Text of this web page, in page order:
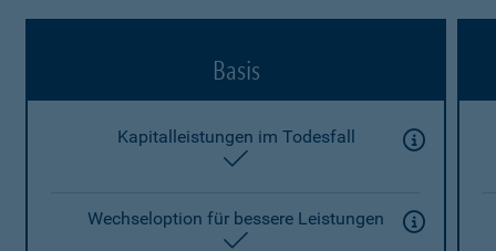
Basis
Kapitalleistungen im Todesfall
Wechseloption für bessere Leistungen